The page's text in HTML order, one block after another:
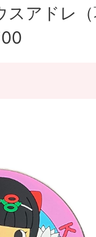
スアドレ